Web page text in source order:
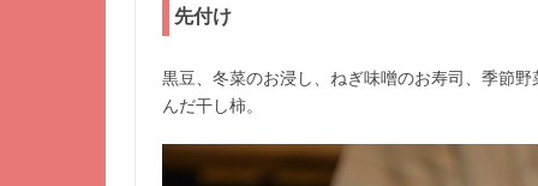
先付け
黒豆、冬菜のお浸し、ねぎ味噌のお寿司、季節
んだ干し柿。